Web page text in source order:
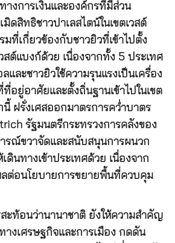
างการเงินและองค์กรที่มีส่วน
ดสิทธิชาวปาเลสไตน์ในเขตเวสต์
มที่เกี่ยวข้องกับชาวยิวที่เข้าไปตั้ง
สต์แบงก์ด้วย เนื่องจากทั้ง 5 ประเทศ
และชาวยิวใช้ความรุนแรงเป็นเครื่อง
อยู่อาศัยและตั้งถิ่นฐานเข้าไปในเขต
นี้ ฝรั่งเศสออกมาตรการคว่ำบาตร
รัฐมนตรีกระทรวงการคลังของ
รณ์ขวาจัดและสนับสนุนการผนวก
เดินทางเข้าประเทศด้วย เนื่องจาก
ต่อนโยบายการขยายพื้นที่ควบคุม
ะท้อนว่านานาชาติ ยังให้ความสำคัญ
างเศรษฐกิจและการเมือง กดดัน